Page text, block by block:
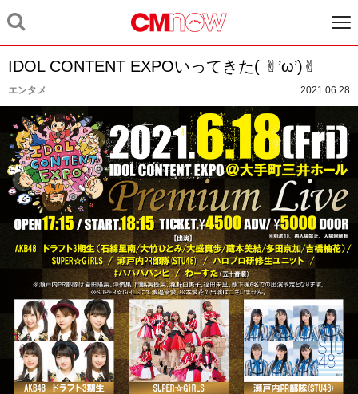
IDOL CONTENT EXPOいってきた( ✌︎’ω’)✌︎
エンタメ 2021.06.28